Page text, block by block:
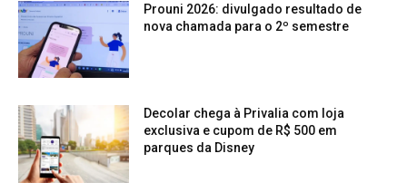
Prouni 2026: divulgado resultado de
nova chamada para o 2º semestre
Decolar chega à Privalia com loja
exclusiva e cupom de R$ 500 em
parques da Disney